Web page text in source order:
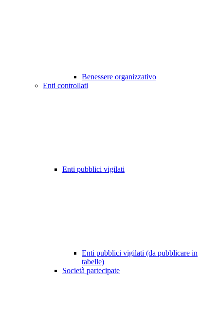
Benessere organizzativo
Enti controllati
Enti pubblici vigilati
Enti pubblici vigilati (da pubblicare in
tabelle)
Società partecipate